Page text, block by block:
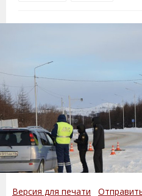
Версия для печати